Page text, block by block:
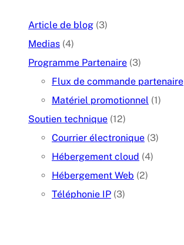
Article de blog (3)
Medias (4)
Programme Partenaire (3)
Flux de commande partenaire
Matériel promotionnel (1)
Soutien technique (12)
Courrier électronique (3)
Hébergement cloud (4)
Hébergement Web (2)
Téléphonie IP (3)